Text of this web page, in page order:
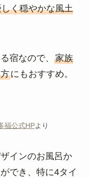
く穏やかな風土
宿なので、 家族
にもおすすめ。
福公式HPより
インのお風呂か
でき、特に4タイ